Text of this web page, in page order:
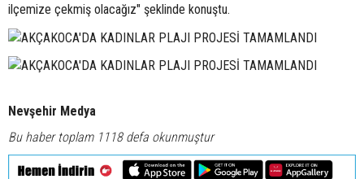
ilçemize çekmiş olacağız" şeklinde konuştu.
Nevşehir Medya
Bu haber toplam 1118 defa okunmuştur